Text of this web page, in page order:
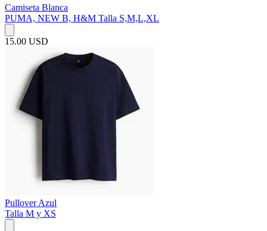
Camiseta Blanca
PUMA, NEW B, H&M Talla S,M,L,XL
15.00 USD
Pullover Azul
Talla M y XS